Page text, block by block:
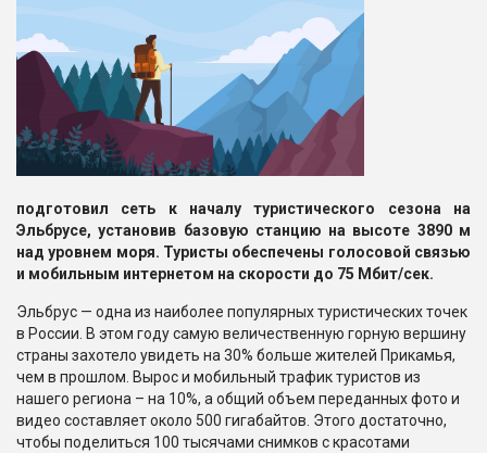
подготовил сеть к началу туристического сезона на
Эльбрусе, установив базовую станцию на высоте 3890 м
над уровнем моря. Туристы обеспечены голосовой связью
и мобильным интернетом на скорости до 75 Мбит/сек.
Эльбрус — одна из наиболее популярных туристических точек
в России. В этом году самую величественную горную вершину
страны захотело увидеть на 30% больше жителей Прикамья,
чем в прошлом. Вырос и мобильный трафик туристов из
нашего региона – на 10%, а общий объем переданных фото и
видео составляет около 500 гигабайтов. Этого достаточно,
чтобы поделиться 100 тысячами снимков с красотами